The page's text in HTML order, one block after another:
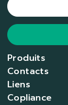
Produits
Contacts
Liens
Copliance